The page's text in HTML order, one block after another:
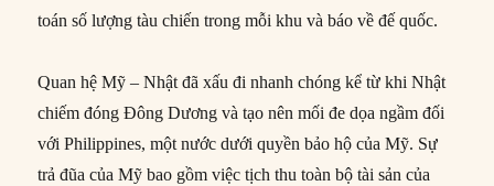
toán số lượng tàu chiến trong mỗi khu và báo về đế quốc.
Quan hệ Mỹ – Nhật đã xấu đi nhanh chóng kể từ khi Nhật
chiếm đóng Đông Dương và tạo nên mối đe dọa ngầm đối
với Philippines, một nước dưới quyền bảo hộ của Mỹ. Sự
trả đũa của Mỹ bao gồm việc tịch thu toàn bộ tài sản của